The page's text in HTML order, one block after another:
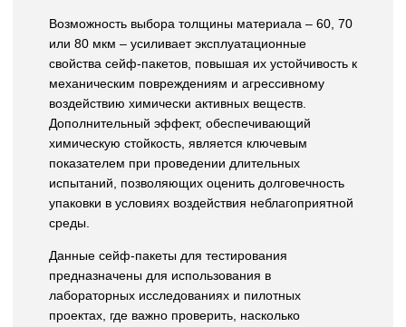
Возможность выбора толщины материала – 60, 70
или 80 мкм – усиливает эксплуатационные
свойства сейф-пакетов, повышая их устойчивость к
механическим повреждениям и агрессивному
воздействию химически активных веществ.
Дополнительный эффект, обеспечивающий
химическую стойкость, является ключевым
показателем при проведении длительных
испытаний, позволяющих оценить долговечность
упаковки в условиях воздействия неблагоприятной
среды.
Данные сейф-пакеты для тестирования
предназначены для использования в
лабораторных исследованиях и пилотных
проектах, где важно проверить, насколько